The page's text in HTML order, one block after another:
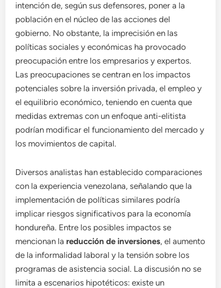
intención de, según sus defensores, poner a la
población en el núcleo de las acciones del
gobierno. No obstante, la imprecisión en las
políticas sociales y económicas ha provocado
preocupación entre los empresarios y expertos.
Las preocupaciones se centran en los impactos
potenciales sobre la inversión privada, el empleo y
el equilibrio económico, teniendo en cuenta que
medidas extremas con un enfoque anti-elitista
podrían modificar el funcionamiento del mercado y
los movimientos de capital.
Diversos analistas han establecido comparaciones
con la experiencia venezolana, señalando que la
implementación de políticas similares podría
implicar riesgos significativos para la economía
hondureña. Entre los posibles impactos se
mencionan la reducción de inversiones, el aumento
de la informalidad laboral y la tensión sobre los
programas de asistencia social. La discusión no se
limita a escenarios hipotéticos: existe un